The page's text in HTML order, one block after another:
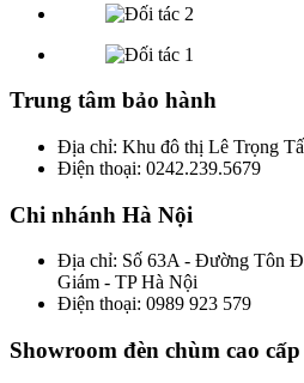
Trung tâm bảo hành
Địa chỉ: Khu đô thị Lê Trọng
Điện thoại: 0242.239.5679
Chi nhánh Hà Nội
Địa chỉ: Số 63A - Đường Tôn
Giám - TP Hà Nội
Điện thoại: 0989 923 579
Showroom đèn chùm cao cấp